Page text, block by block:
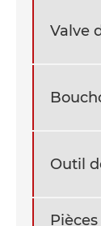
Valve
Outil